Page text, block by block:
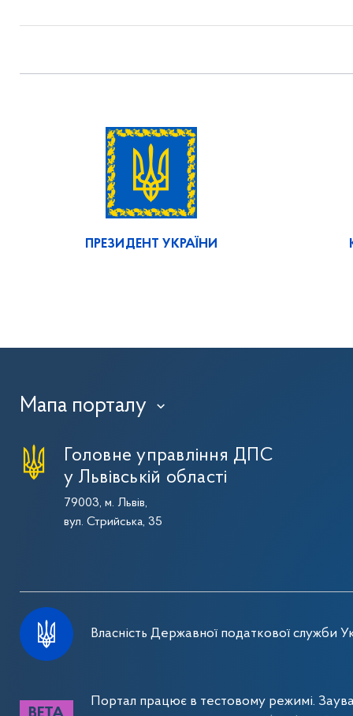
ПРЕЗИДЕНТ УКРАЇНИ
Мапа порталу ›
Головне управління ДПС
у Львівській області
79003, м. Львів,
вул. Стрийська, 35
Власність Державної податкової служби
Портал працює в тестовому режимі.